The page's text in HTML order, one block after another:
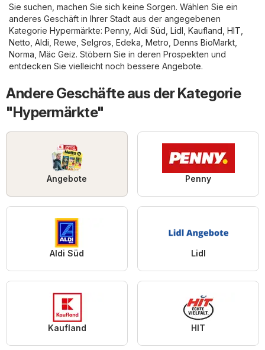
Sie suchen, machen Sie sich keine Sorgen. Wählen Sie ein
anderes Geschäft in Ihrer Stadt aus der angegebenen
Kategorie Hypermärkte: Penny, Aldi Süd Lidl Kaufland HIT
Netto Aldi Rewe Selgros Edeka Metro Denns BioMarkt
Norma Mäc Geiz. Stöbern Sie in deren Prospekten und
entdecken Sie vielleicht noch bessere Angebote.
Andere Geschäfte aus der Kategorie
"Hypermärkte"
Angebote Penny
Aldi Süd Lidl
Kaufland HIT